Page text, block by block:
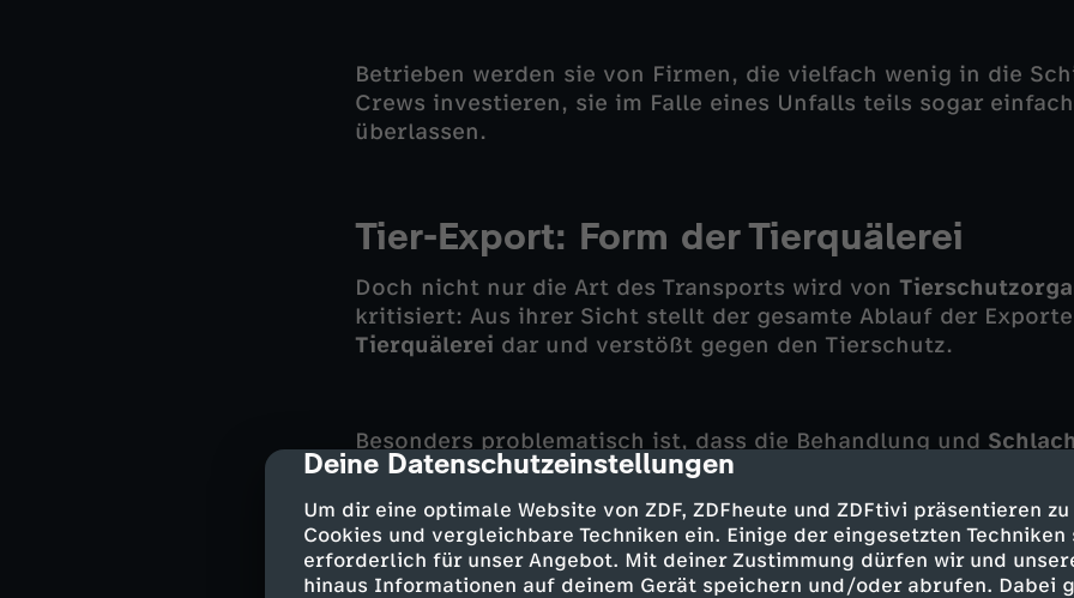
cmp-dialog-description
Deine Datenschutzeinstellungen
Um dir eine optimale Website von ZDF, ZDFheute und ZDFtivi präsentieren
Cookies und vergleichbare Techniken ein. Einige der eingesetzten
erforderlich für unser Angebot. Mit deiner Zustimmung dürfen wir und
hinaus Informationen auf deinem Gerät speichern und/oder abrufen. Dabei
Betrieben werden sie von Firmen, die vielfach wenig in die
Crews investieren, sie im Falle eines Unfalls teils sogar
überlassen.
Tier-Export: Form der Tierquälerei
Doch nicht nur die Art des Transports wird von
kritisiert: Aus ihrer Sicht stellt der gesamte Ablauf der
Tierquälerei dar und verstößt gegen den Tierschutz.
Besonders problematisch ist, dass die Behandlung und
in den Zielländern oft nicht den EU-weiten
Die Zustände in manchenSchlachthöfen
im Ausland gelten als
grausam und wären in Europa so nicht zulässig.